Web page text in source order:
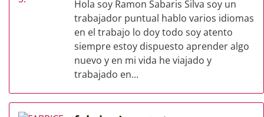
Hola soy Ramon Sabaris Silva soy un
trabajador puntual hablo varios idiomas
en el trabajo lo doy todo soy atento
siempre estoy dispuesto aprender algo
nuevo y en mi vida he viajado y
trabajado en...